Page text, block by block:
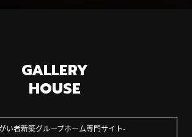
GALLERY
HOUSE
い者新築グループホーム専門サイト